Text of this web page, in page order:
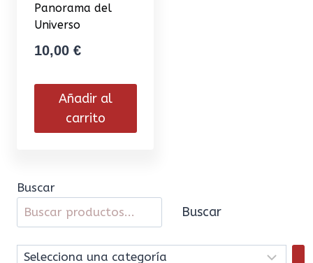
Panorama del
Universo
10,00 €
Añadir al
carrito
Buscar
Buscar
Selecciona